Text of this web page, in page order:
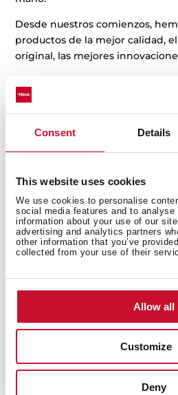
Consent Details
This website uses cookies
We use cookies to personalise
social media features and to
information about your use of our
advertising and analytics partners
other information that you’ve
collected from your use of their
Allow all
Customize
Deny
Desde nuestros comienzos,
productos de la mejor calidad,
original, las mejores
Nuestros